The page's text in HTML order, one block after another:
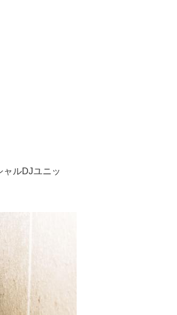
ャルDJユニッ